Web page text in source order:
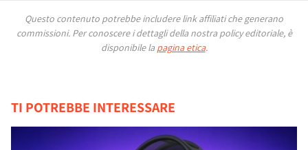
Questo contenuto potrebbe includere link affiliati che generano
commissioni. Per conoscere i dettagli della nostra policy editoriale, è
disponibile la pagina etica.
TI POTREBBE INTERESSARE